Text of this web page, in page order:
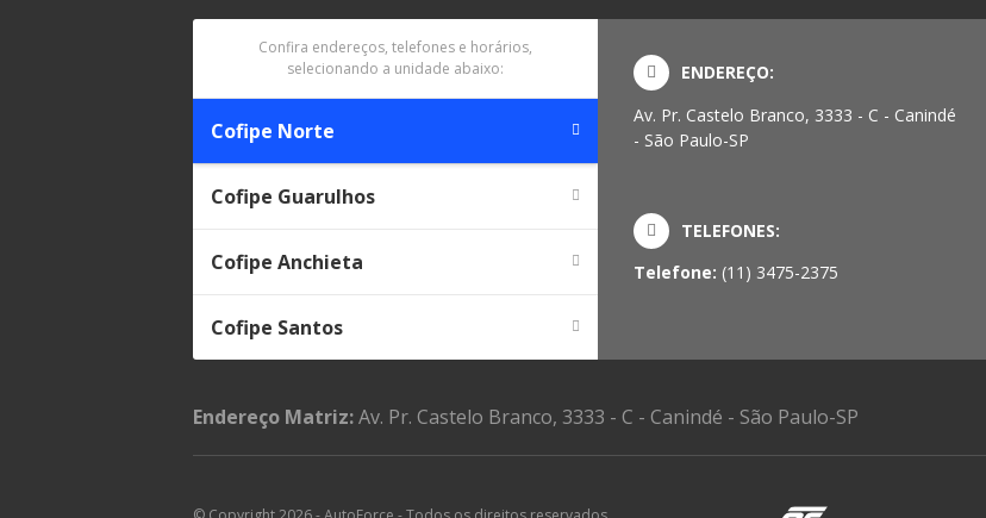
Confira endereços, telefones e horários,
selecionando a unidade abaixo:
Cofipe Norte
Cofipe Guarulhos
Cofipe Anchieta
Cofipe Santos
ENDEREÇO:
Av. Pr. Castelo Branco, 3333 - C - Canindé
- São Paulo-SP
TELEFONES:
Telefone: (11) 3475-2375
Endereço Matriz:Av. Pr. Castelo Branco, 3333 - C - Canindé - São Paulo-SP